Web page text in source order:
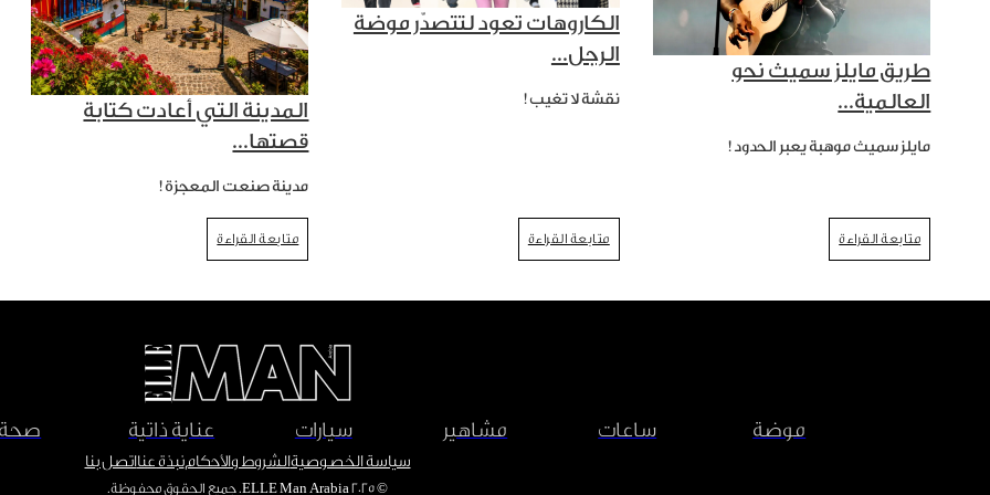
طريق مايلز سميث نحو
العالمية...
مايلز سميث موهبة يعبر الحدود!
متابعة القراءة
الكاروهات تعود لتتصدّر موضة
الرجل...
نقشة لا تغيب!
متابعة القراءة
المدينة التي أعادت كتابة
قصتها...
مدينة صنعت المعجزة!
متابعة القراءة
موضة ساعات مشاهير سيارات عناية ذاتية صحة
سياسة الخصوصيةالشروط والأحكامنبذة عنااتصل بنا
© ٢٠٢٥ ELLE Man Arabia. جميع الحقوق محفوظة.